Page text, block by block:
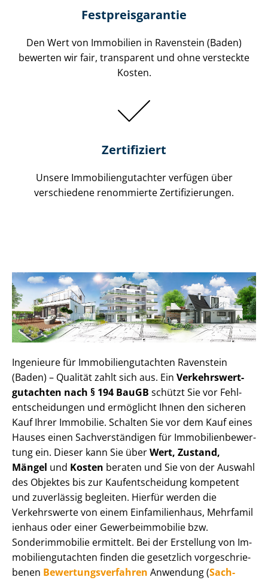
Festpreis​garantie
Den Wert von Immobilien in Ravenstein (Baden)
bewerten wir fair, transparent und ohne versteckte
Kosten.
Zertifiziert
Unsere Immobilien­gutachter verfügen über
verschiedene renommierte Zer­ti­fi­zie­run­gen.
Ingenieure für Im­mo­bi­li­en­gut­ach­ten Ravenstein
(Baden) – Qualität zahlt sich aus. Ein Ver­kehrs­wert­
gut­ach­ten nach § 194 BauGB schützt Sie vor Fehl­
ent­schei­dun­gen und ermöglicht Ihnen den sicheren
Kauf Ihrer Immobilie. Schalten Sie vor dem Kauf eines
Hauses einen Sach­ver­stän­di­gen für Im­mo­bi­li­en­be­wer­
tung ein. Dieser kann Sie überWert, Zustand,
Mängel und Kosten beraten und Sie von der Auswahl
des Objektes bis zur Kauf­ent­schei­dung kompetent
und zuverlässig begleiten. Hierfür werden die
Verkehrswerte von einem Einfamilienhaus, Mehr­fa­mi­l
i­en­haus oder einer Ge­wer­be­im­mo­bi­lie bzw.
Sonderimmobilie ermittelt. Bei der Erstellung von Im­
mo­bi­li­en­gut­ach­ten finden die gesetzlich vor­ge­schrie­
be­nen Be­wer­tungs­ver­fah­ren Anwendung (Sach­